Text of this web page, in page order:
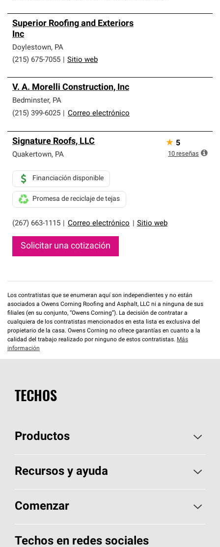
Superior Roofing and Exteriors
Inc
Doylestown, PA
(215) 675-7055
Sitio web
V. A. Morelli Construction, Inc
Bedminster, PA
(215) 399-6025
Correo electrónico
Signature Roofs, LLC
Quakertown, PA
(267) 663-1115 Correo electrónico Sitio web
Financiación disponible
Promesa de reciclaje de tejas
Solicitar una cotización
★ 5
10 reseñas
Los contratistas que se enumeran aquí son independientes y no están
asociados a Owens Corning Roofing and Asphalt, LLC ni a ninguna de sus
filiales (en su conjunto, “Owens Corning”). La decisión de contratar a
cualquiera de los contratistas mencionados en esta lista es exclusiva del
propietario de la casa. Owens Corning no ofrece garantías en cuanto a la
calidad del trabajo realizado por ninguno de estos contratistas. Más
información
TECHOS
Productos
Elija sus tejas
Encuentre un contratista
Componentes para techos
Recursos y ayuda
Aspectos básicos sobre techos
Herramientas de diseño y color
Comenzar
Llame al 1-800-GET-PINK®
Techos en redes sociales